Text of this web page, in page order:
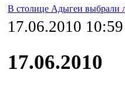
В столице Адыгеи выбрали
17.06.2010 10:59
17.06.2010